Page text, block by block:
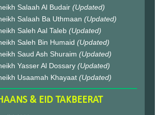
Salaah Al Budair (Updated)
Salaah Ba Uthmaan (Updated)
Saleh Aal Taleb (Updated)
Saleh Bin Humaid (Updated)
Saud Ash Shuraim (Updated)
Yasser Al Dossary (Updated)
Usaamah Khayaat (Updated)
& EID TAKBEERAT